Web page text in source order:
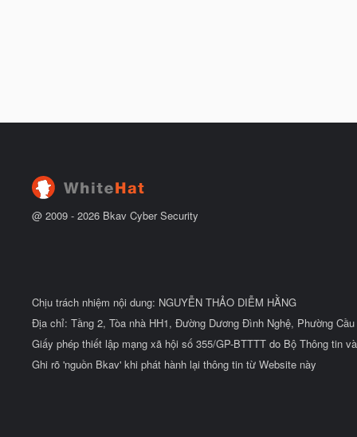
@ 2009 - 2026 Bkav Cyber Security
Chịu trách nhiệm nội dung: NGUYỄN THẢO DIỄM HẰNG
Địa chỉ: Tầng 2, Tòa nhà HH1, Đường Dương Đình Nghệ, Phường
Giấy phép thiết lập mạng xã hội số 355/GP-BTTTT do Bộ Thông tin
Ghi rõ 'nguồn Bkav' khi phát hành lại thông tin từ Website này